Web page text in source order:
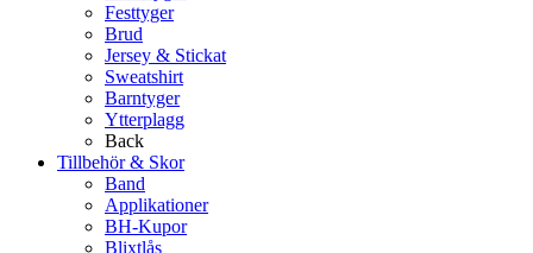
Festtyger
Brud
Jersey & Stickat
Sweatshirt
Barntyger
Ytterplagg
Back
Tillbehör & Skor
Band
Applikationer
BH-Kupor
Blixtlås